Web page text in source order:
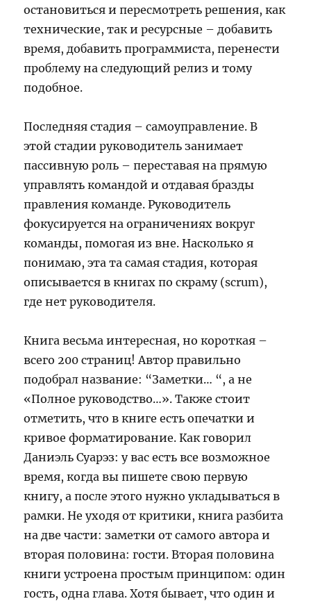
остановиться и пересмотреть решения, как
технические, так и ресурсные – добавить
время, добавить программиста, перенести
проблему на следующий релиз и тому
подобное.
Последняя стадия – самоуправление. В
этой стадии руководитель занимает
пассивную роль – переставая на прямую
управлять командой и отдавая бразды
правления команде. Руководитель
фокусируется на ограничениях вокруг
команды, помогая из вне. Насколько я
понимаю, эта та самая стадия, которая
описывается в книгах по скраму (scrum),
где нет руководителя.
Книга весьма интересная, но короткая –
всего 200 страниц! Автор правильно
подобрал название: “Заметки… “, а не
«Полное руководство…». Также стоит
отметить, что в книге есть опечатки и
кривое форматирование. Как говорил
Даниэль Суарэз: у вас есть все возможное
время, когда вы пишете свою первую
книгу, а после этого нужно укладываться в
рамки. Не уходя от критики, книга разбита
на две части: заметки от самого автора и
вторая половина: гости. Вторая половина
книги устроена простым принципом: один
гость, одна глава. Хотя бывает, что один и